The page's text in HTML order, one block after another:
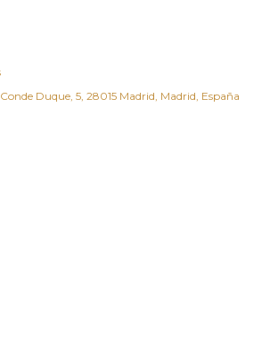
Duque, 5, 28015 Madrid, Madrid, España